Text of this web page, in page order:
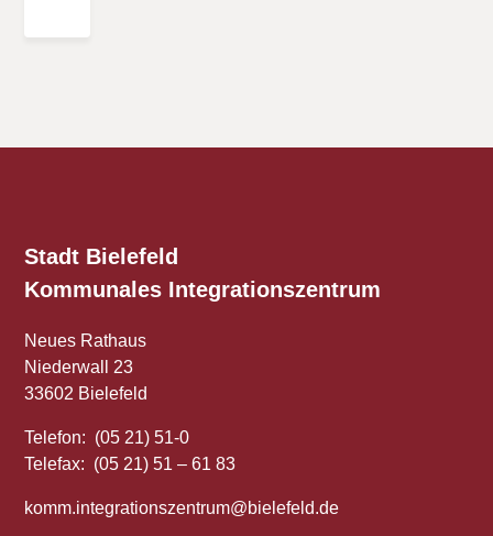
Stadt Bielefeld
Kommunales Integrationszentrum
Neues Rathaus
Niederwall 23
33602 Bielefeld
Telefon: (05 21) 51-0
Telefax: (05 21) 51 – 61 83
komm.integrationszentrum@bielefeld.de